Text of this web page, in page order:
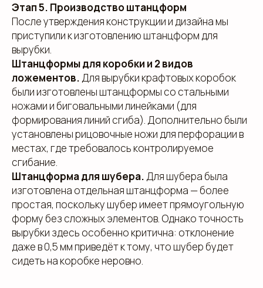
Этап 5. Производство штанцформ
После утверждения конструкции и дизайна мы
приступили к изготовлению штанцформ для
вырубки.
Штанцформы для коробки и 2 видов
ложементов.Для вырубки крафтовых коробок
были изготовлены штанцформы со стальными
ножами и биговальными линейками (для
формирования линий сгиба). Дополнительно были
установлены рицовочные ножи для перфорации в
местах, где требовалось контролируемое
сгибание.
Штанцформа для шубера.Для шубера была
изготовлена отдельная штанцформа — более
простая, поскольку шубер имеет прямоугольную
форму без сложных элементов. Однако точность
вырубки здесь особенно критична: отклонение
даже в 0,5 мм приведёт к тому, что шубер будет
сидеть на коробке неровно.